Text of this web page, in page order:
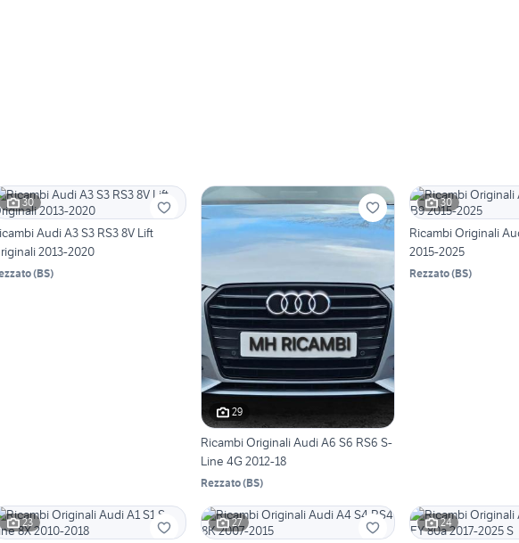
30
Audi A3 S3 RS3 8V Lift
2013-2020
(BS)
29
Ricambi Originali Audi A6 S6 RS6 S-
Line 4G 2012-18
Rezzato(BS)
30
Ricambi Originali
2015-2025
Rezzato(BS)
23 27 24